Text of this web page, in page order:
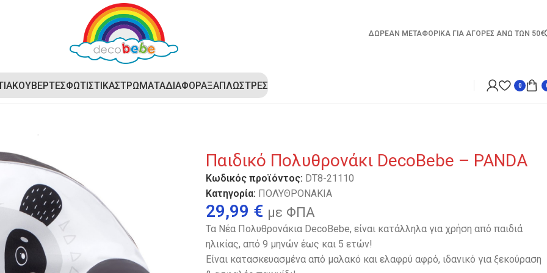
ΔΩΡΕΑΝ ΜΕΤΑΦΟΡΙΚΑ ΓΙΑ ΑΓΟΡΕΣ ΑΝΩ ΤΩΝ 50€
ΚΟΥΒΕΡΤΕΣΦΩΤΙΣΤΙΚΑΣΤΡΩΜΑΤΑΔΙΑΦΟΡΑΞΑΠΛΩΣΤΡΕΣ 0
Παιδικό Πολυθρονάκι DecoBebe – PANDA
Κωδικός προϊόντος: DT8-21110
Κατηγορία: ΠΟΛΥΘΡΟΝΑΚΙΑ
29,99 € με ΦΠΑ
Τα Νέα Πολυθρονάκια DecoBebe, είναι κατάλληλα για χρήση από παιδιά
ηλικίας, από 9 μηνών έως και 5 ετών!
Είναι κατασκευασμένα από μαλακό και ελαφρύ αφρό, ιδανικό για ξεκούραση